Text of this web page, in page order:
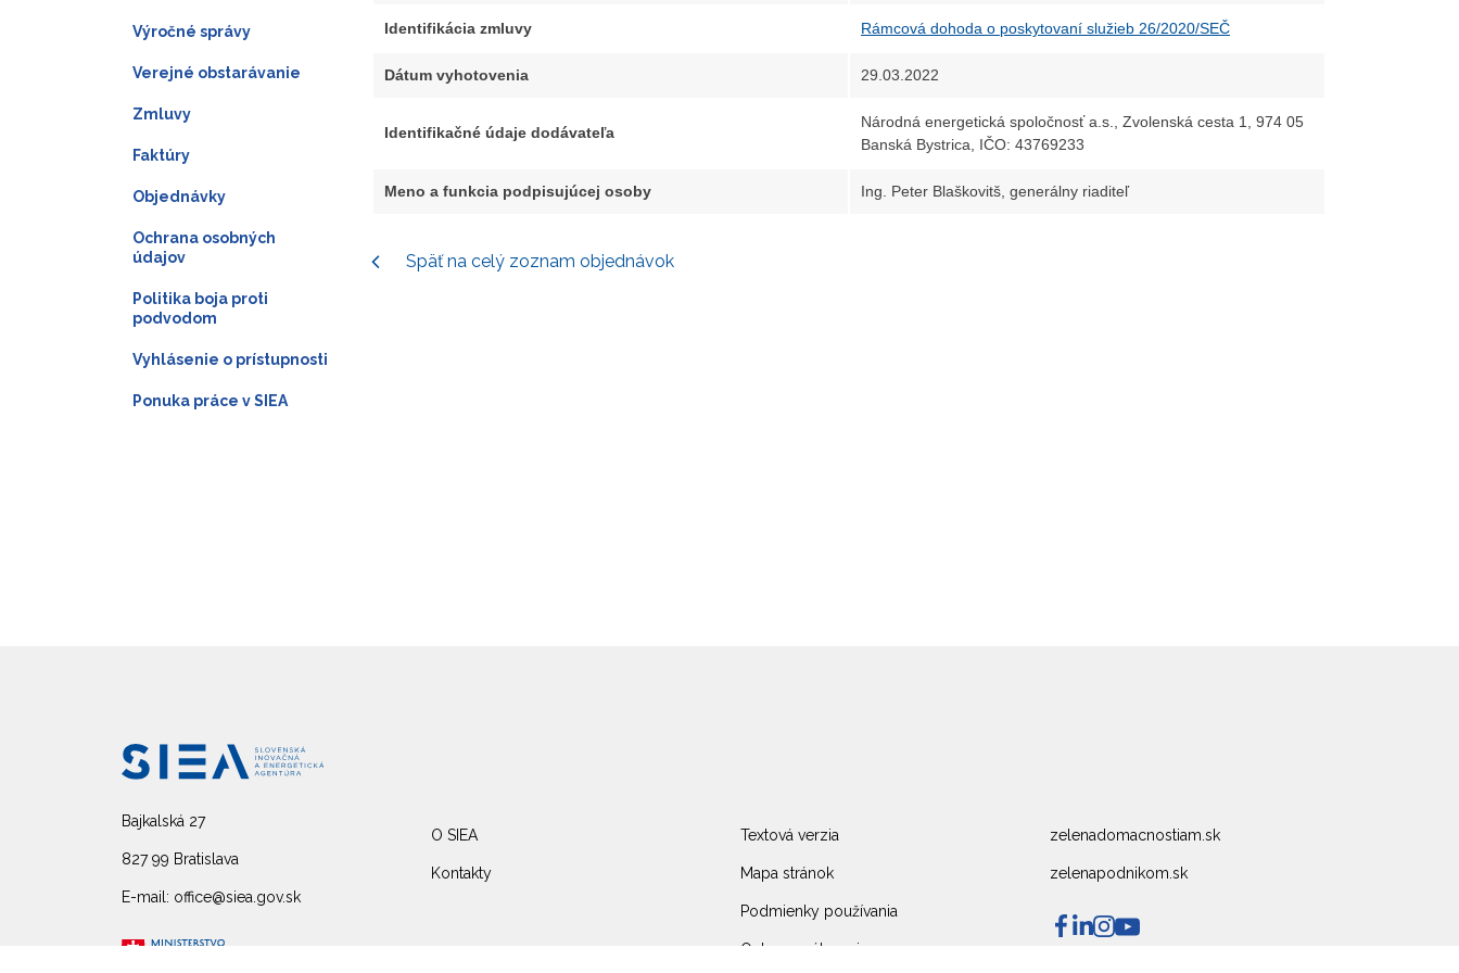
Identifikácia zmluvy Rámcová dohoda o poskytovaní služieb 26/2020/SEČ
Dátum vyhotovenia 29.03.2022
Identifikačné údaje dodávateľa
Národná energetická spoločnosť a.s., Zvolenská cesta 1, 974 05
Banská Bystrica, IČO: 43769233
Meno a funkcia podpisujúcej osoby Ing. Peter Blaškovitš, generálny riaditeľ
Späť na celý zoznam objednávok
Výročné správy
Verejné obstarávanie
Zmluvy
Faktúry
Objednávky
Ochrana osobných
údajov
Politika boja proti
podvodom
Vyhlásenie o prístupnosti
Ponuka práce v SIEA
Bajkalská 27
827 99 Bratislava
E-mail: office@siea.gov.sk
O SIEA
Kontakty
Textová verzia
Mapa stránok
Podmienky používania
Ochrana súkromia
zelenadomacnostiam.sk
zelenapodnikom.sk